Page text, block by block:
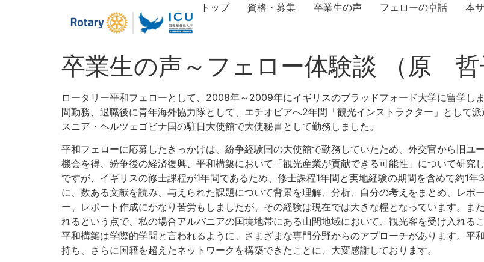
トップ 資格・募集 卒業生の声 フェローの卓話 本
卒業生の声～フェロー体験談 （原 哲
ロータリー平和フェローとして、2008年～2009年にイギリスのブラッドフォード大学に留学
間勤務、退職後に青年海外協力隊として、エチオピアへ2年間「観光インストラクター」として
スニア・ヘルツェゴビナ国の駐日大使館で大使秘書として勤務しました。
平和フェローに応募したきっかけは、紛争経験国の大使館で勤務していたため、外交官から旧ユ
機会を得、紛争後の経済復興、平和構築において「観光産業が貢献できる可能性」について研究
ですが、イギリスの修士課程が1年間であるため、修士課程1年間と実地経験の期間を含めて約1
に、数ある文献を読み、与えられた課題について背景を理解、分析、自分の考えをまとめ、レポ
ー、レポート作成にかなり苦労もしましたが、その経験は現在では大きな糧となっています。ま
れるという点で、私の場合アルバニアの国境地帯にある山間地域において、観光客を受け入れる
平和構築は学際的学問と言われるように、さまざまな専門分野からのアプローチがあります。平
持ち、さらに国籍を超えたネットワークを構築できたことに、大変感謝しております。